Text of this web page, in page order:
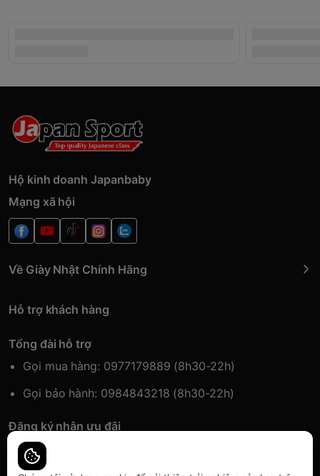
Hộ kinh doanh Japanbaby
Mạng xã hội
Về Giày Nhật Chính Hãng
Hỗ trợ khách hàng
Tổng đài hỗ trợ
Gọi mua hàng: 0977179889 (8h30-22h)
Gọi bảo hành: 0984843218 (8h30-22h)
Đăng ký nhận ưu đãi
Đăng kí để nhận thông tin ưu đãi sớm nhất.